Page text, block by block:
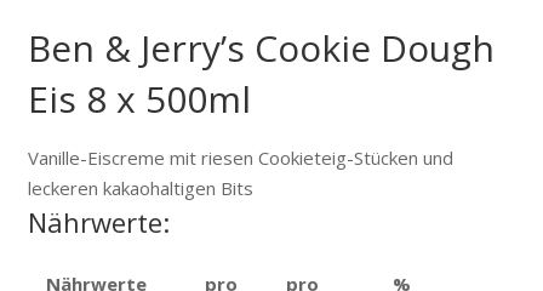
Ben & Jerry’s Cookie Dough
Eis 8 x 500ml
Vanille-Eiscreme mit riesen Cookieteig-Stücken und
leckeren kakaohaltigen Bits
Nährwerte:
Nährwerte
pro
pro
%